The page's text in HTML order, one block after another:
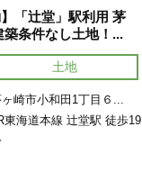
「辻堂」駅利用 茅
条件なし土地！...
土地
崎市小和田1丁目６...
東海道本線 辻堂駅 徒歩19